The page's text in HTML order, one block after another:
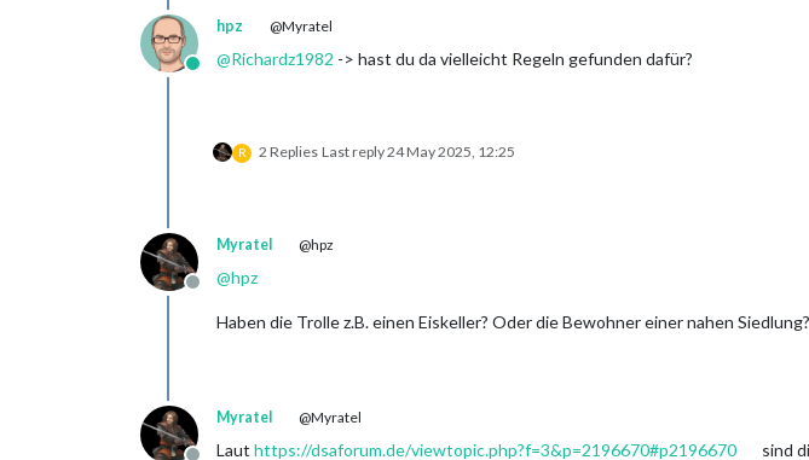
Online
hpz @Myratel
@Richardz1982 -> hast du da vielleicht Regeln gefunden dafür?
R 2 Replies Last reply24 May 2025, 12:25
Offline
Myratel @hpz
@hpz
Haben die Trolle z.B. einen Eiskeller? Oder die Bewohner einer nahen
Myratel @Myratel
Laut https://dsaforum.de/viewtopic.php?f=3&p=2196670#p2196670
sind